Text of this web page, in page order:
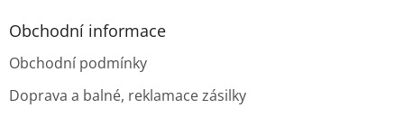
Obchodní informace
Obchodní podmínky
Doprava a balné, reklamace zásilky